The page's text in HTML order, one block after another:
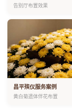
告别厅布置效果
昌平殡仪服务案例
黄白菊遗体伴花布置